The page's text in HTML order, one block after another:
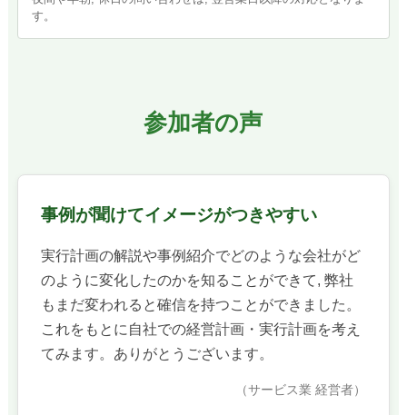
す。
参加者の声
事例が聞けてイメージがつきやすい
実行計画の解説や事例紹介でどのような会社がど
のように変化したのかを知ることができて, 弊社
もまだ変われると確信を持つことができました。
これをもとに自社での経営計画・実行計画を考え
てみます。ありがとうございます。
（サービス業 経営者）